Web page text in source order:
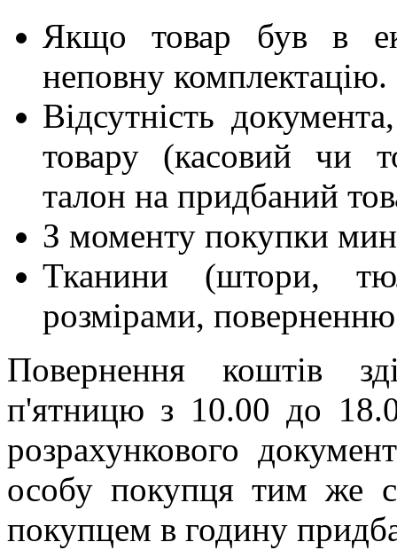
Якщо товар був в
неповну комплектацію.
Відсутність
товару (касовий чи
талон на придбаний
З моменту покупки
Тканини (штори,
розмірами,
Повернення коштів
п'ятницю з 10.00 до
розрахункового
особу покупця тим же
покупцем в годину